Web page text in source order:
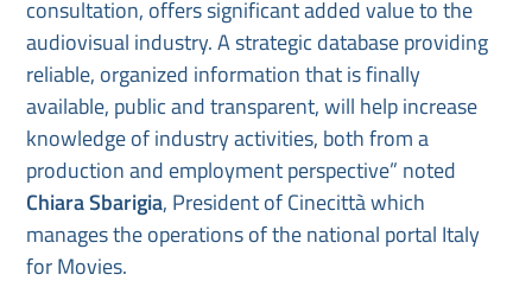
consultation, offers significant added value to the
audiovisual industry. A strategic database providing
reliable, organized information that is finally
available, public and transparent, will help increase
knowledge of industry activities, both from a
production and employment perspective” noted
Chiara Sbarigia, President of Cinecittà which
manages the operations of the national portal Italy
for Movies.